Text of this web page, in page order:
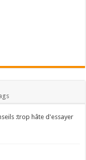
:trop hâte d'essayer